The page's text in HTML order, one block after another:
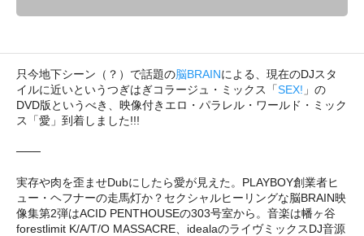
只今地下シーン（？）で話題の脳BRAINによる、現在のDJスタ
イルに近いというつぎはぎコラージュ・ミックス「SEX! 」の
DVD版というべき、映像付きエロ・パラレル・ワールド・ミック
ス「愛」到着しました!!!
───
実存や肉を歪ませDubにしたら愛が見えた。PLAYBOY創業者ヒ
ュー・ヘフナーの走馬灯か？セクシャルヒーリングな脳BRAIN映
像集第2弾はACID PENTHOUSEの303号室から。音楽は幡ヶ谷
forestlimit K/A/T/O MASSACRE、idealaのライヴミックスDJ音源